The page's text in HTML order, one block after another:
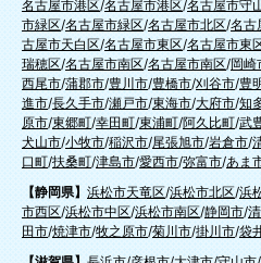
名古屋市港区/名古屋市港区/名古屋市守
市緑区/名古屋市緑区/名古屋市北区/名古
古屋市天白区/名古屋市東区/名古屋市東
瑞穂区/名古屋市南区/名古屋市南区/岡崎
西尾市/蒲郡市/豊川市/豊橋市/刈谷市/豊
進市/長久手市/瀬戸市/東海市/大府市/知
原市/東郷町/幸田町/東浦町/阿久比町/武
犬山市/小牧市/稲沢市/尾張旭市/岩倉市/
口町/扶桑町/津島市/愛西市/弥富市/あま
【静岡県】 浜松市天竜区/浜松市北区/浜
市西区/浜松市中区/浜松市南区/静岡市/
田市/焼津市/牧之原市/菊川市/掛川市/袋